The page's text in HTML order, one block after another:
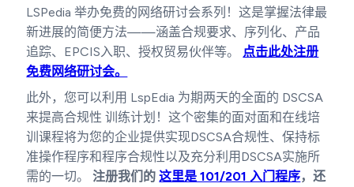
LSPedia 举办免费的网络研讨会系列！这是掌握法律最
新进展的简便方法——涵盖合规要求、序列化、产品
追踪、EPCIS入职、授权贸易伙伴等。 点击此处注册
免费网络研讨会。
此外，您可以利用 LspEdia 为期两天的全面的 DSCSA
来提高合规性 训练计划！这个密集的面对面和在线培
训课程将为您的企业提供实现DSCSA合规性、保持标
准操作程序和程序合规性以及充分利用DSCSA实施所
需的一切。注册我们的这里是 101/201 入门程序，还